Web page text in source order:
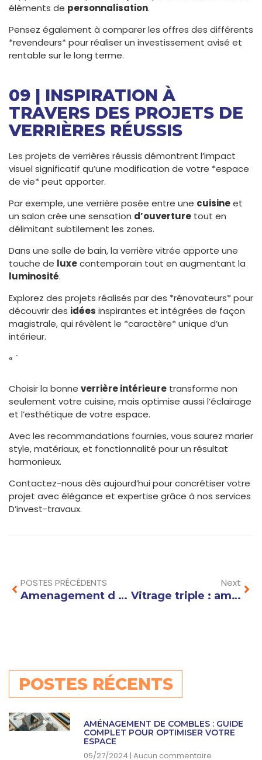
éléments de personnalisation.
Pensez également à comparer les offres des différents
*revendeurs* pour réaliser un investissement avisé et
rentable sur le long terme.
09 | INSPIRATION À
TRAVERS DES PROJETS DE
VERRIÈRES RÉUSSIS
Les projets de verrières réussis démontrent l’impact
visuel significatif qu’une modification de votre *espace
de vie* peut apporter.
Par exemple, une verrière posée entre une cuisineet
un salon crée une sensation d’ouverture tout en
délimitant subtilement les zones.
Dans une salle de bain, la verrière vitrée apporte une
touche de luxecontemporain tout en augmentant la
luminosité.
Explorez des projets réalisés par des *rénovateurs* pour
découvrir des idées inspirantes et intégrées de façon
magistrale, qui révèlent le *caractère* unique d’un
intérieur.
« `
Choisir la bonne verrière intérieure transforme non
seulement votre cuisine, mais optimise aussi l’éclairage
et l’esthétique de votre espace.
Avec les recommandations fournies, vous saurez marier
style, matériaux, et fonctionnalité pour un résultat
harmonieux.
Contactez-nous dès aujourd’hui pour concrétiser votre
projet avec élégance et expertise grâce à nos services
D’invest-travaux.
POSTES PRÉCÉDENTS
Amenagement d un loft : optimiser l’espace avec des cloisons modulables
Next
Vitrage triple : améliorez l’isolation thermique de votre maison facilement
POSTES RÉCENTS
AMÉNAGEMENT DE COMBLES : GUIDE
COMPLET POUR OPTIMISER VOTRE
ESPACE
05/27/2024 Aucun commentaire